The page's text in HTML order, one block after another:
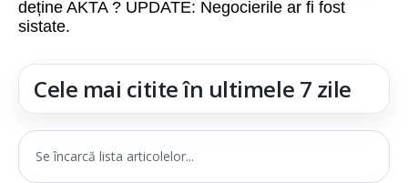
deține AKTA ? UPDATE: Negocierile ar fi fost
sistate.
Cele mai citite în ultimele 7 zile
Se încarcă lista articolelor...